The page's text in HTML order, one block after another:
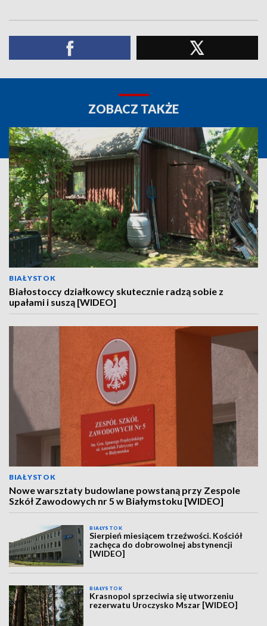
ZOBACZ TAKŻE
BIAŁYSTOK
Białostoccy działkowcy skutecznie radzą sobie z
upałami i suszą [WIDEO]
BIAŁYSTOK
Nowe warsztaty budowlane powstaną przy Zespole
Szkół Zawodowych nr 5 w Białymstoku [WIDEO]
BIAŁYSTOK
Sierpień miesiącem trzeźwości. Kościół
zachęca do dobrowolnej abstynencji
[WIDEO]
BIAŁYSTOK
Krasnopol sprzeciwia się utworzeniu
rezerwatu Uroczysko Mszar [WIDEO]